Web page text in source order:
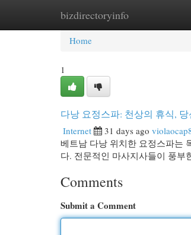
bizdirectoryinfo
Home New Site Listings
Home
1
다낭 요정스파: 천상의 휴식,
Internet 31 days ago
베트남 다낭 위치한 요정스파는
다. 전문적인 마사지사들이 풍부
Comments
Submit a Comment